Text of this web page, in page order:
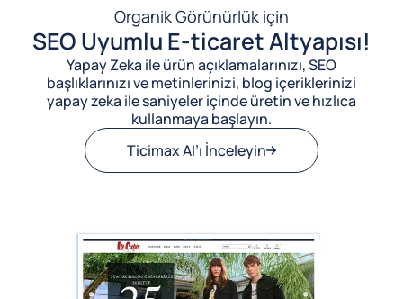
Organik Görünürlük için
SEO Uyumlu E-ticaret Altyapısı!
Yapay Zeka ile ürün açıklamalarınızı, SEO
başlıklarınızı ve metinlerinizi, blog içeriklerinizi
yapay zeka ile saniyeler içinde üretin ve hızlıca
kullanmaya başlayın.
Ticimax AI’ı İnceleyin